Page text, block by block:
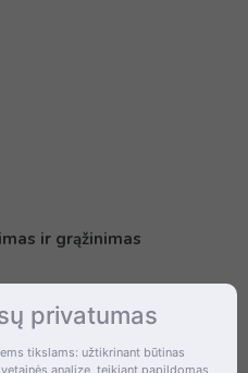
ir grąžinimas
privatumas
tikslams: užtikrinant būtinas
analizę, teikiant papildomas